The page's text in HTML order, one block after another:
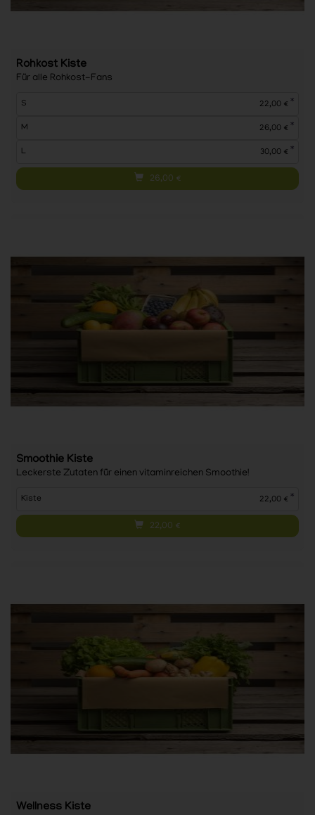
Rohkost Kiste
Für alle Rohkost-Fans
S 22,00 € *
M 26,00 € *
L 30,00 € *
26,00 €
Smoothie Kiste
Leckerste Zutaten für einen vitaminreichen Smoothie!
Kiste 22,00 € *
22,00 €
Wellness Kiste